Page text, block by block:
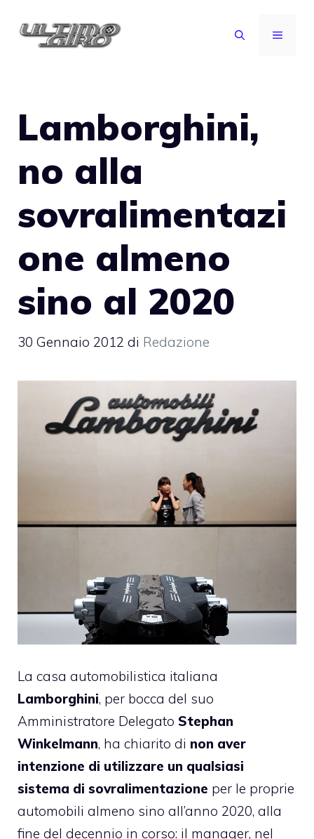
MENU
Lamborghini,
no alla
sovralimentazi
one almeno
sino al 2020
30 Gennaio 2012 di Redazione
La casa automobilistica italiana
Lamborghini, per bocca del suo
Amministratore Delegato Stephan
Winkelmann, ha chiarito di non aver
intenzione di utilizzare un qualsiasi
sistema di sovralimentazione per le proprie
automobili almeno sino all’anno 2020, alla
fine del decennio in corso: il manager, nel